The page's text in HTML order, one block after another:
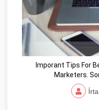
Imporant Tips For
Marketers.